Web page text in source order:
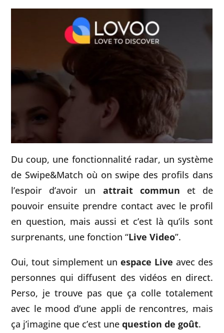
Du coup, une fonctionnalité radar, un système
de Swipe&Match où on swipe des profils dans
l’espoir d’avoir un attrait commun et de
pouvoir ensuite prendre contact avec le profil
en question, mais aussi et c’est là qu’ils sont
surprenants, une fonction “Live Video”.
Oui, tout simplement un espace Live avec des
personnes qui diffusent des vidéos en direct.
Perso, je trouve pas que ça colle totalement
avec le mood d’une appli de rencontres, mais
ça j’imagine que c’est unequestion de goût.